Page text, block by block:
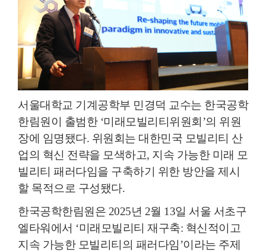
서울대학교 기계공학부 민경덕 교수는 한국공학
한림원이 출범한 ‘미래모빌리티위원회’의 위원
장에 임명됐다. 위원회는 대한민국 모빌리티 산
업의 혁신 전략을 모색하고, 지속 가능한 미래 모
빌리티 패러다임을 구축하기 위한 방안을 제시
할 목적으로 구성됐다.
한국공학한림원은 2025년 2월 13일 서울 서초구
엘타워에서 ‘미래모빌리티 재구축: 혁신적이고
지속 가능한 모빌리티의 패러다임’이라는 주제